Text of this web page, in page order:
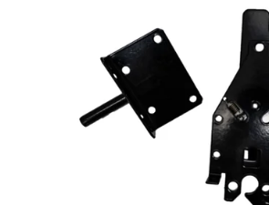
Lagertømming